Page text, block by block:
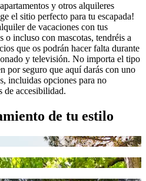
y otros alquileres
el sitio perfecto para tu escapada!
de vacaciones con tus
o incluso con mascotas, tendréis a
que os podrán hacer falta durante
y televisión. No importa el tipo
por seguro que aquí darás con uno
incluidas opciones para no
de accesibilidad.
de tu estilo